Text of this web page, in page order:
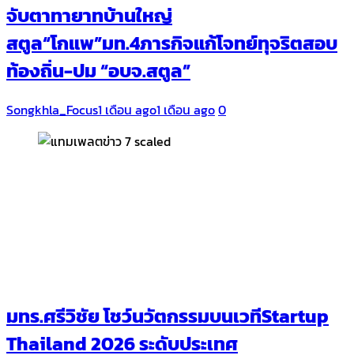
จับตาทายาทบ้านใหญ่
สตูล“โกแพ”มท.4ภารกิจแก้โจทย์ทุจริตสอบ
ท้องถิ่น-ปม “อบจ.สตูล”
Songkhla_Focus1 เดือน ago1 เดือน ago0
มทร.ศรีวิชัย โชว์นวัตกรรมบนเวทีStartup
Thailand 2026 ระดับประเทศ